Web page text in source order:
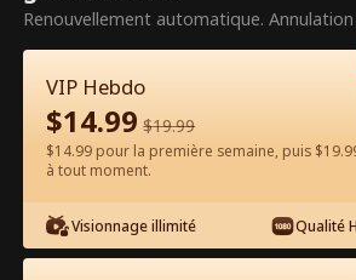
Débloquer
Regarder gratuitement
Renouvellement automatique.
VIP Hebdo
$14.99 $19.99
$14.99 pour la première semaine, puis
à tout moment.
Visionnage illimité Qualité